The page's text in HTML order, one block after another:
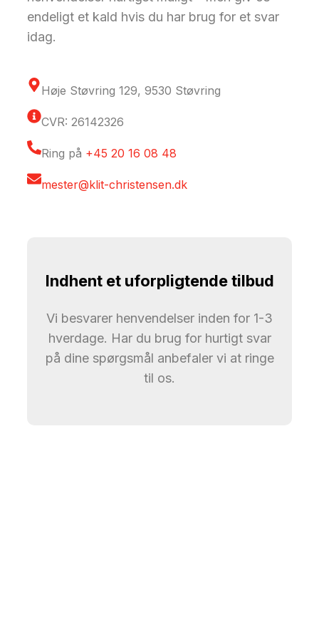
endeligt et kald hvis du har brug for et svar
idag.
Høje Støvring 129, 9530 Støvring
CVR: 26142326
Ring på +45 20 16 08 48
mester@klit-christensen.dk
Indhent et uforpligtende tilbud
Vi besvarer henvendelser inden for 1-3
hverdage. Har du brug for hurtigt svar
på dine spørgsmål anbefaler vi at ringe
til os.